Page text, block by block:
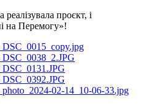
проєкт, і
на Перемогу»!